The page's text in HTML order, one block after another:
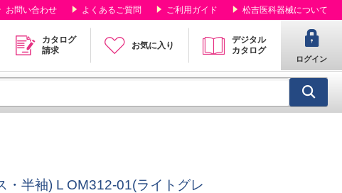
お問い合わせ よくあるご質問 ご利用ガイド 松吉医科器械について
カタログ
請求
お気に入り
デジタル
カタログ
ログイン
・半袖) L OM312-01(ライトグレ